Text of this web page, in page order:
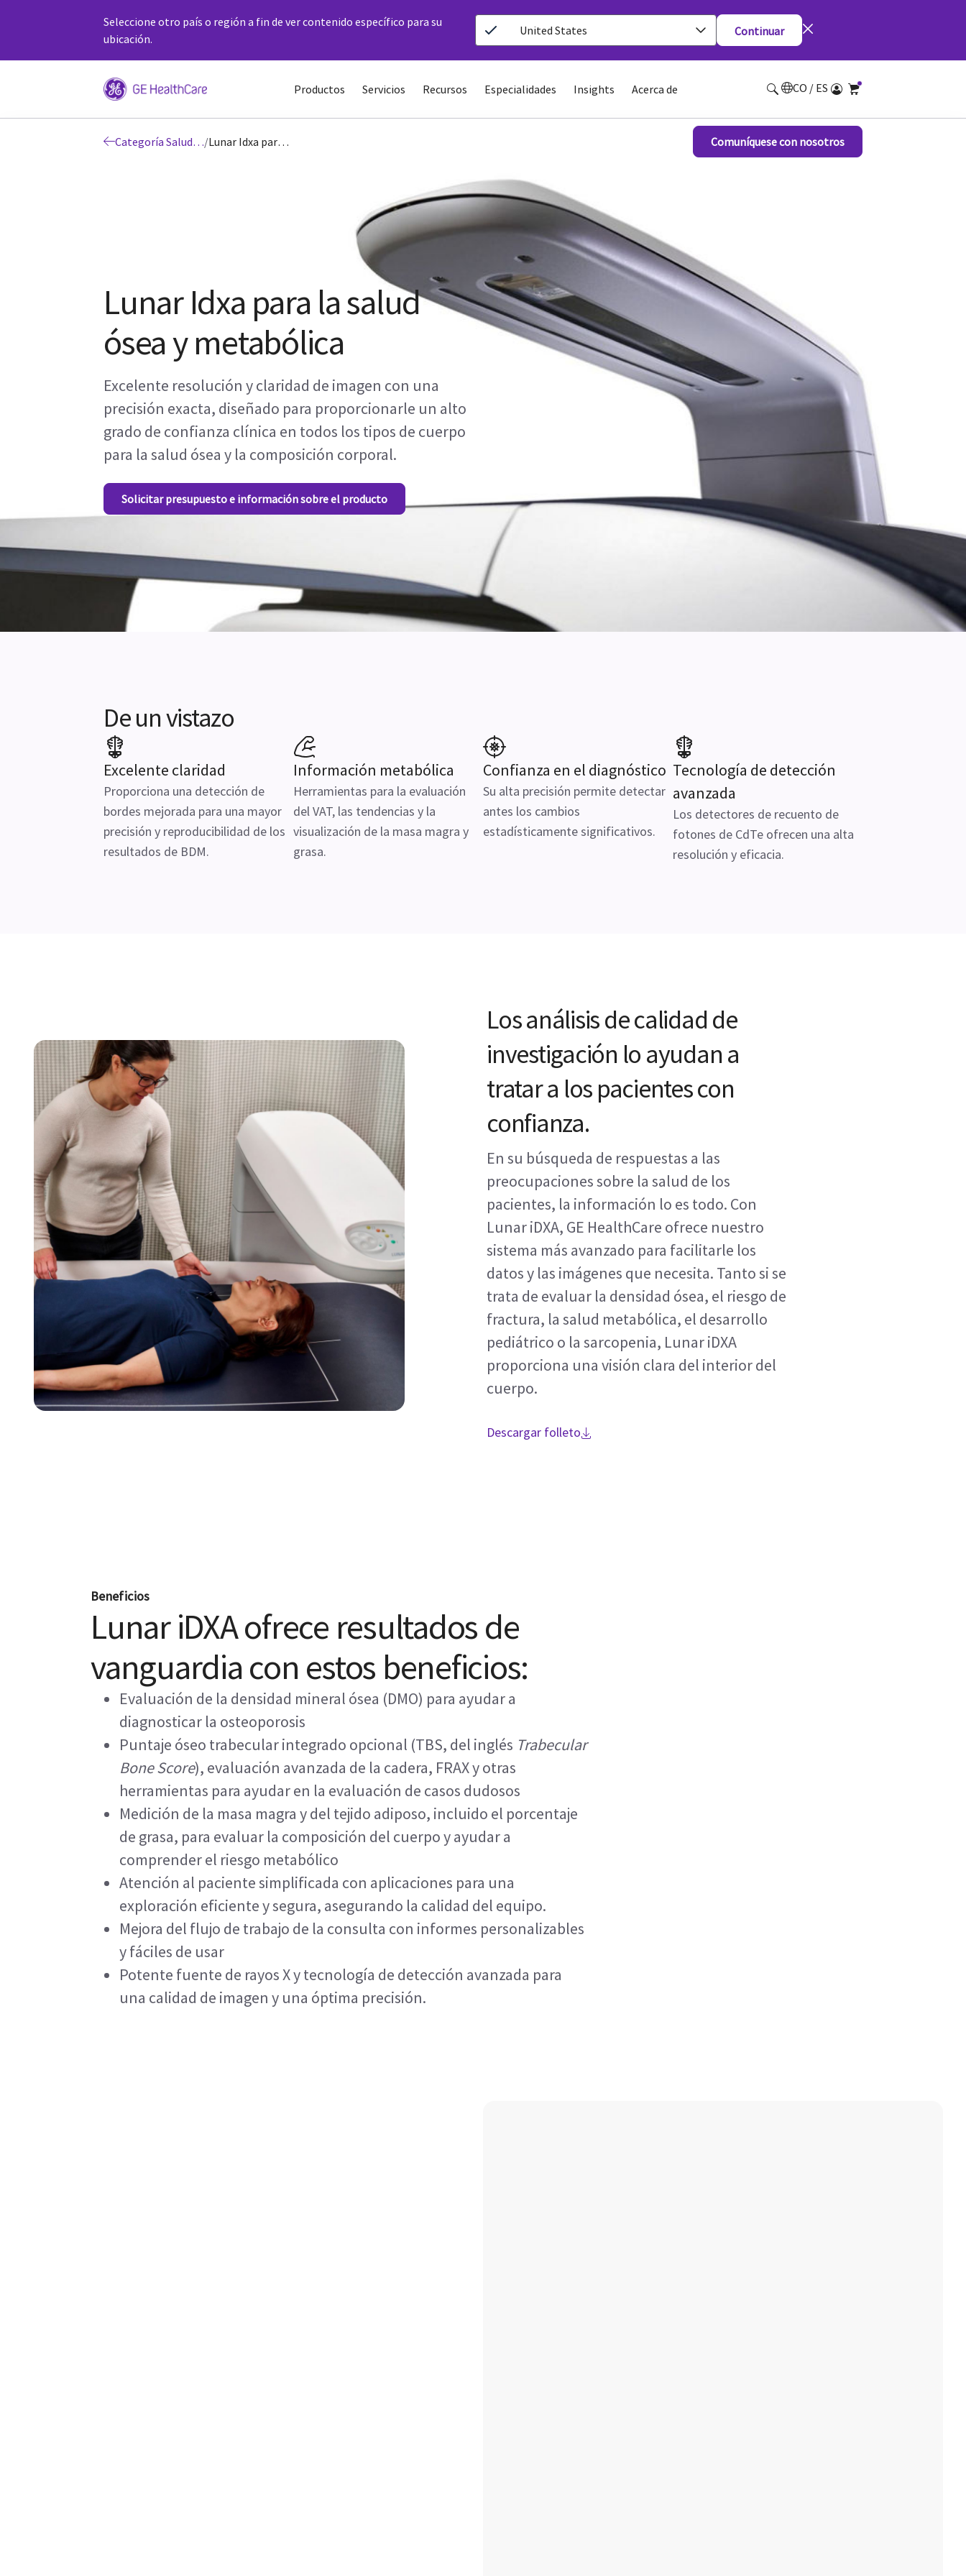
Seleccione otro país o región a fin de ver contenido específico para su
ubicación.
United States Continuar
Productos Servicios Recursos Especialidades Insights Acerca de CO / ES
Categoría Salud ósea y salud metabólica/ Lunar Idxa para la salud ósea y metabólica Comuníquese con nosotros
Lunar Idxa para la salud
ósea y metabólica
Excelente resolución y claridad de imagen con una
precisión exacta, diseñado para proporcionarle un alto
grado de confianza clínica en todos los tipos de cuerpo
para la salud ósea y la composición corporal.
Solicitar presupuesto e información sobre el producto
De un vistazo
Excelente claridad
Proporciona una detección de
bordes mejorada para una mayor
precisión y reproducibilidad de los
resultados de BDM.
Información metabólica
Herramientas para la evaluación
del VAT, las tendencias y la
visualización de la masa magra y
grasa.
Confianza en el diagnóstico
Su alta precisión permite detectar
antes los cambios
estadísticamente significativos.
Tecnología de detección
avanzada
Los detectores de recuento de
fotones de CdTe ofrecen una alta
resolución y eficacia.
Los análisis de calidad de
investigación lo ayudan a
tratar a los pacientes con
confianza.
En su búsqueda de respuestas a las
preocupaciones sobre la salud de los
pacientes, la información lo es todo. Con
Lunar iDXA, GE HealthCare ofrece nuestro
sistema más avanzado para facilitarle los
datos y las imágenes que necesita. Tanto si se
trata de evaluar la densidad ósea, el riesgo de
fractura, la salud metabólica, el desarrollo
pediátrico o la sarcopenia, Lunar iDXA
proporciona una visión clara del interior del
cuerpo.
Descargar folleto
Beneficios
Lunar iDXA ofrece resultados de
vanguardia con estos beneficios:
Evaluación de la densidad mineral ósea (DMO) para ayudar a
diagnosticar la osteoporosis
Puntaje óseo trabecular integrado opcional (TBS, del inglés Trabecular
Bone Score), evaluación avanzada de la cadera, FRAX y otras
herramientas para ayudar en la evaluación de casos dudosos
Medición de la masa magra y del tejido adiposo, incluido el porcentaje
de grasa, para evaluar la composición del cuerpo y ayudar a
comprender el riesgo metabólico
Atención al paciente simplificada con aplicaciones para una
exploración eficiente y segura, asegurando la calidad del equipo.
Mejora del flujo de trabajo de la consulta con informes personalizables
y fáciles de usar
Potente fuente de rayos X y tecnología de detección avanzada para
una calidad de imagen y una óptima precisión.